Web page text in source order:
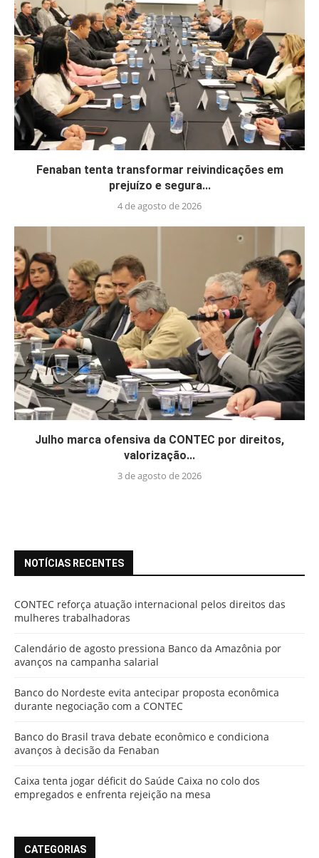
Fenaban tenta transformar reivindicações em
prejuízo e segura...
4 de agosto de 2026
Julho marca ofensiva da CONTEC por direitos,
valorização...
3 de agosto de 2026
NOTÍCIAS RECENTES
CONTEC reforça atuação internacional pelos direitos das
mulheres trabalhadoras
Calendário de agosto pressiona Banco da Amazônia por
avanços na campanha salarial
Banco do Nordeste evita antecipar proposta econômica
durante negociação com a CONTEC
Banco do Brasil trava debate econômico e condiciona
avanços à decisão da Fenaban
Caixa tenta jogar déficit do Saúde Caixa no colo dos
empregados e enfrenta rejeição na mesa
CATEGORIAS